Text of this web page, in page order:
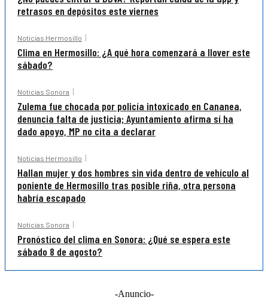
retrasos en depósitos este viernes
Noticias Hermosillo
Clima en Hermosillo: ¿A qué hora comenzará a llover este
sábado?
Noticias Sonora
Zulema fue chocada por policía intoxicado en Cananea,
denuncia falta de justicia; Ayuntamiento afirma sí ha
dado apoyo, MP no cita a declarar
Noticias Hermosillo
Hallan mujer y dos hombres sin vida dentro de vehículo al
poniente de Hermosillo tras posible riña, otra persona
habría escapado
Noticias Sonora
Pronóstico del clima en Sonora: ¿Qué se espera este
sábado 8 de agosto?
-Anuncio-